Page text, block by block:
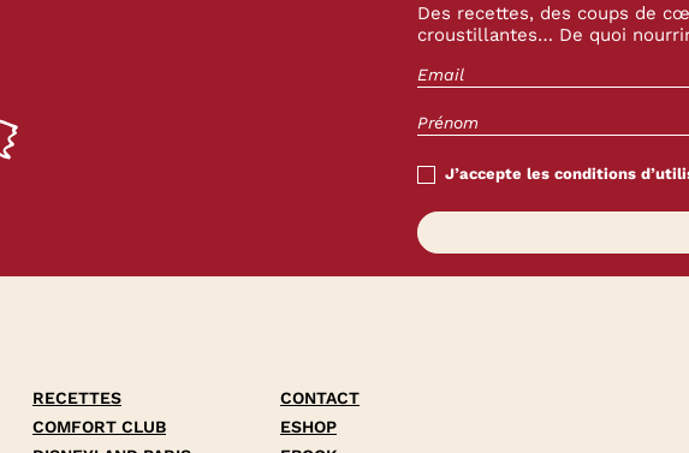
Des recettes, des coups de
croustillantes… De quoi
J’accepte les conditions
RECETTES
COMFORT CLUB
CONTACT
ESHOP